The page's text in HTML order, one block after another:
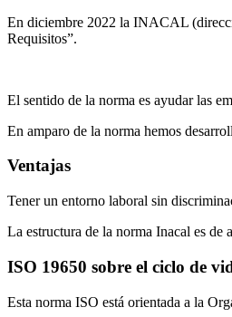
En diciembre 2022 la INACAL
Requisitos”.
El sentido de la norma es ayudar las
En amparo de la norma hemos
Ventajas
Tener un entorno laboral sin
La estructura de la norma Inacal es de
ISO 19650 sobre el ciclo de
Esta norma ISO está orientada a la